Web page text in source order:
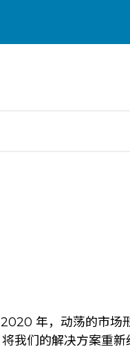
2020 年，动荡的市场
将我们的解决方案重